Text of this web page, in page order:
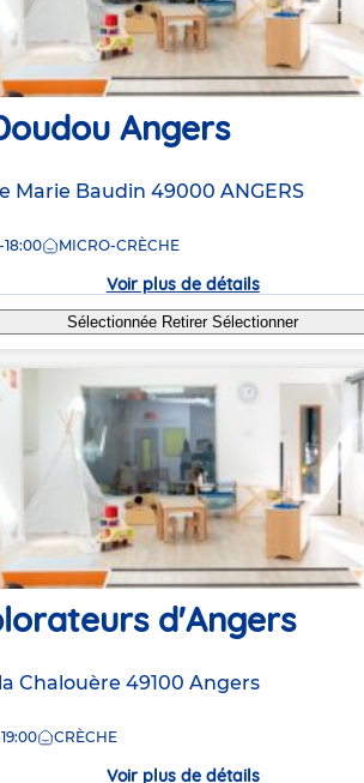
Angers
Marie Baudin 49000 ANGERS
MICRO-CRÈCHE
Voir plus de détails
Sélectionnée RetirerSélectionner
d'Angers
Chalouère 49100 Angers
CRÈCHE
Voir plus de détails